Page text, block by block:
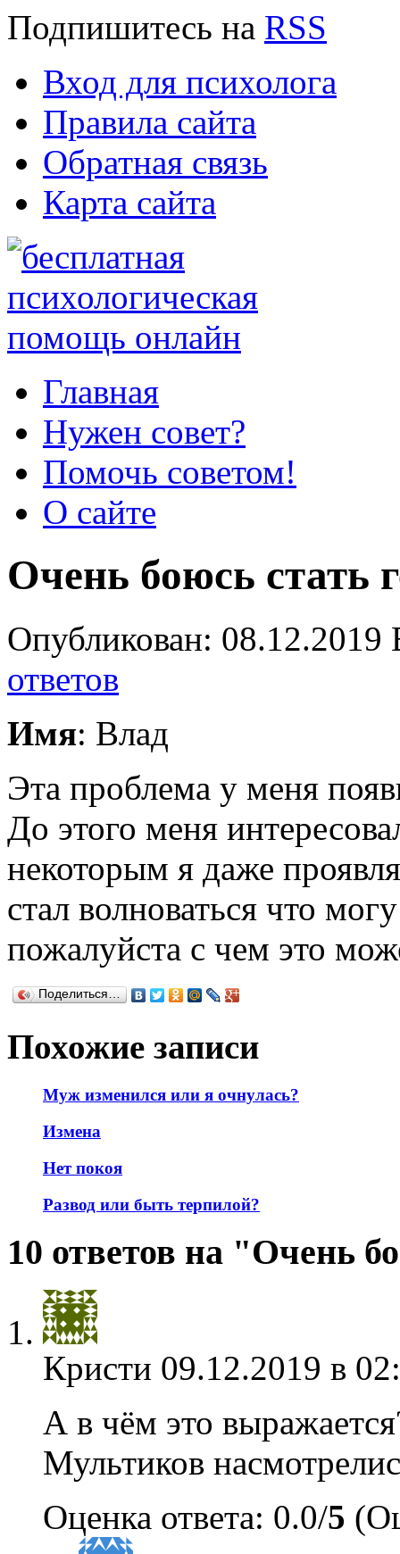
Подпишитесь на RSS
Вход для психолога
Правила сайта
Обратная связь
Карта сайта
Главная
Нужен совет?
Помочь советом!
О сайте
Очень боюсь стать
Опубликован:
ответов
Имя: Влад
Эта проблема у меня
До этого меня
некоторым я даже
стал волноваться что
пожалуйста с чем это
Поделиться…
Похожие записи
Муж изменился или я очнулась?
Измена
Нет покоя
Развод или быть терпилой?
10 ответов на "Очень
Кристи 09.12.2019 в
А в чём это
Мультиков
Оценка ответа: 0.0/5